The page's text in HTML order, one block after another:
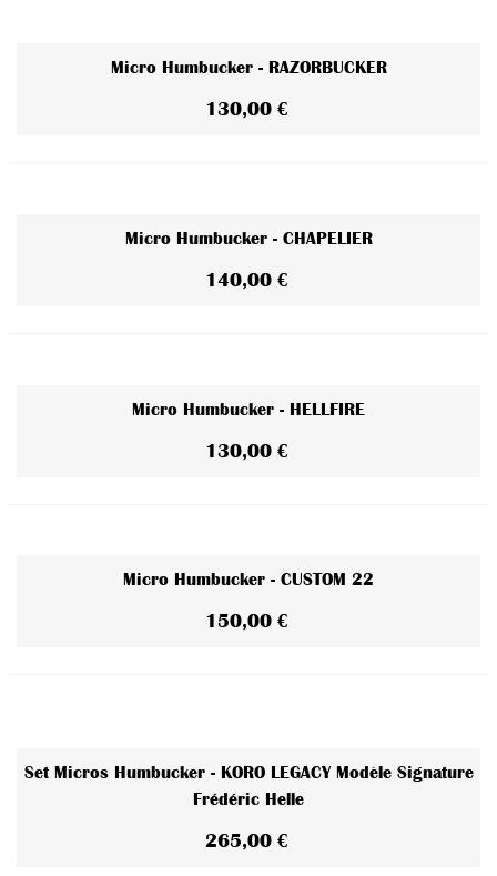
Micro Humbucker - RAZORBUCKER
130,00 €
Micro Humbucker - CHAPELIER
140,00 €
Micro Humbucker - HELLFIRE
130,00 €
Micro Humbucker - CUSTOM 22
150,00 €
Set Micros Humbucker - KORO LEGACY Modèle Signature
Frédéric Helle
265,00 €